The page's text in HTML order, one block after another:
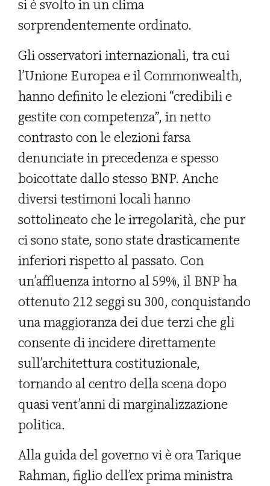
si è svolto in un clima
sorprendentemente ordinato.
Gli osservatori internazionali, tra cui
l’Unione Europea e il Commonwealth,
hanno definito le elezioni “credibili e
gestite con competenza”, in netto
contrasto con le elezioni farsa
denunciate in precedenza e spesso
boicottate dallo stesso BNP. Anche
diversi testimoni locali hanno
sottolineato che le irregolarità, che pur
ci sono state, sono state drasticamente
inferiori rispetto al passato. Con
un’affluenza intorno al 59%, il BNP ha
ottenuto 212 seggi su 300, conquistando
una maggioranza dei due terzi che gli
consente di incidere direttamente
sull’architettura costituzionale,
tornando al centro della scena dopo
quasi vent’anni di marginalizzazione
politica.
Alla guida del governo vi è ora Tarique
Rahman, figlio dell’ex prima ministra